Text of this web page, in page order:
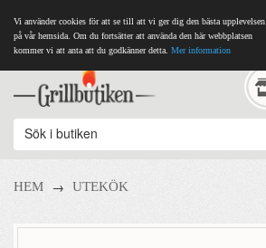
Vi använder cookies för att se till att vi ger dig den bästa upplevelsen
på vår hemsida. Om du fortsätter att använda den här webbplatsen
kommer vi att anta att du godkänner detta. Mer information
HEM → UTEKÖK